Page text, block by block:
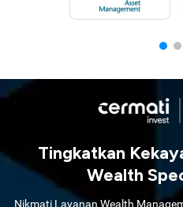
Tingkatkan
Wealth
Nikmati Layanan Wealth